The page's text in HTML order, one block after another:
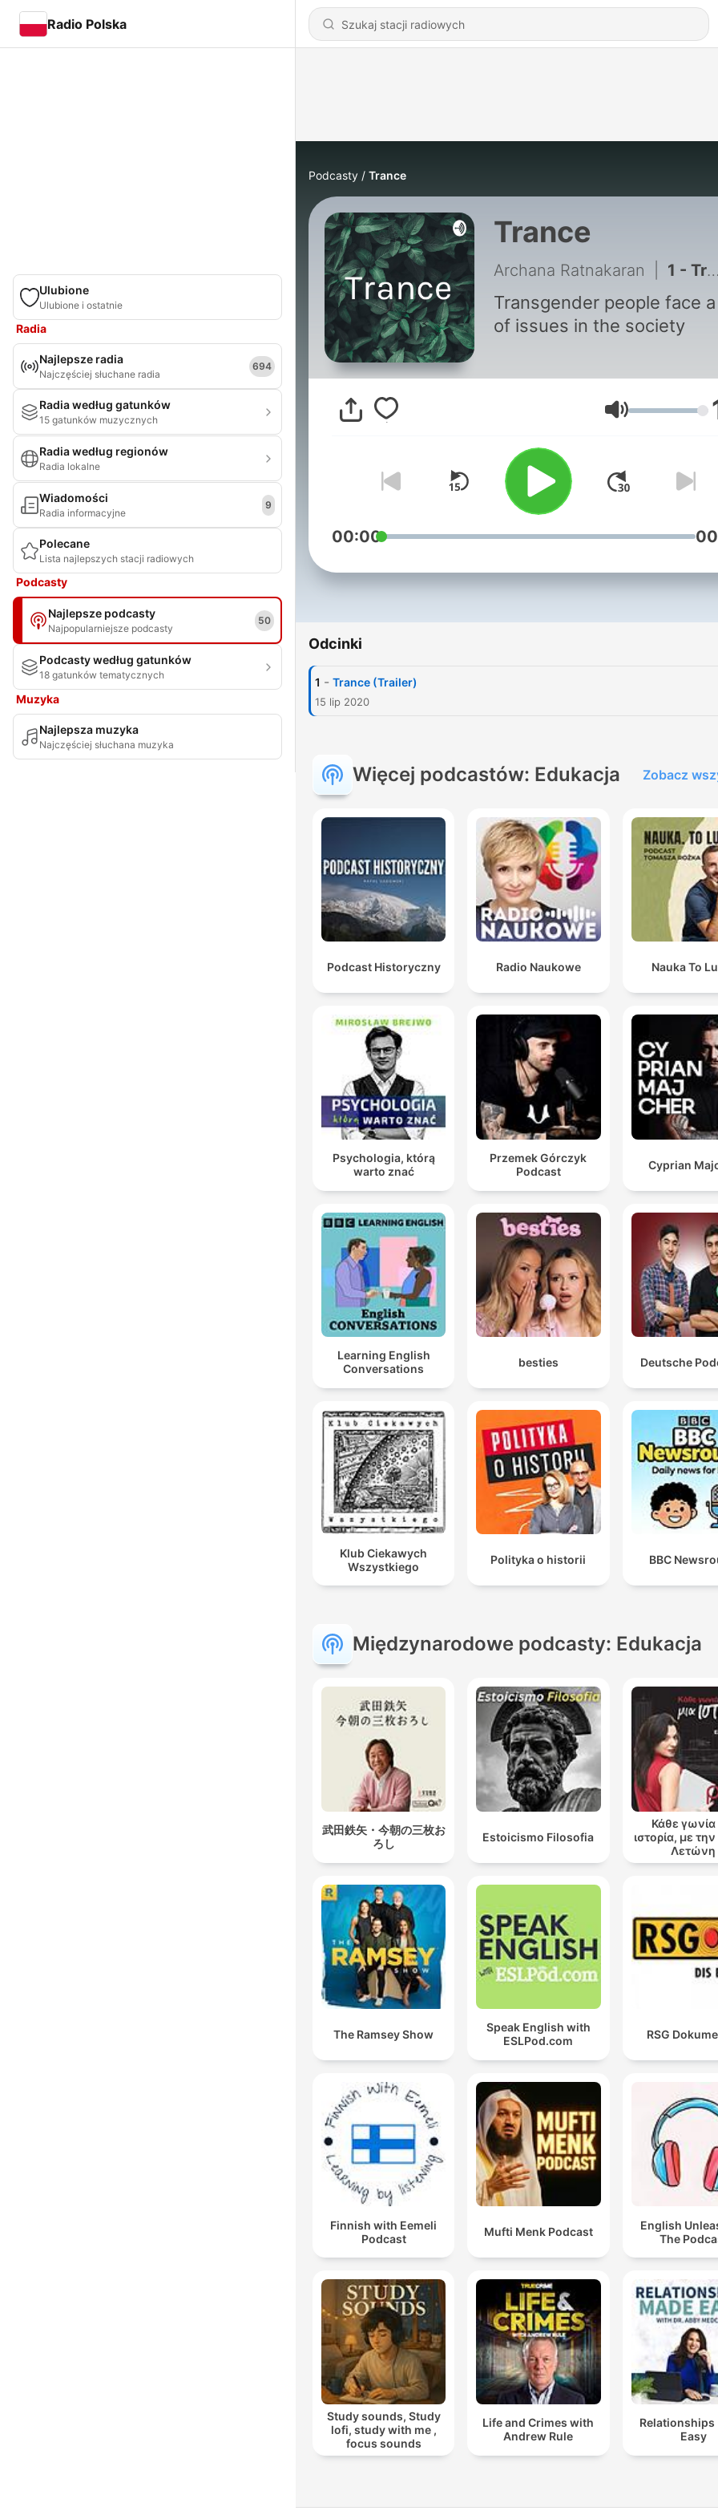
Radio Polska
Ulubione
Ulubione i ostatnie
Radia
Najlepsze radia
Najczęściej słuchane radia
694
Radia według gatunków
15 gatunków muzycznych
Radia według regionów
Radia lokalne
Wiadomości
Radia informacyjne
9
Polecane
Lista najlepszych stacji radiowych
Podcasty
Najlepsze podcasty
Najpopularniejsze podcasty
50
Podcasty według gatunków
18 gatunków tematycznych
Muzyka
Najlepsza muzyka
Najczęściej słuchana muzyka
Podcasty Trance
Trance
Archana Ratnakaran 1 - Trance (Trailer)
Transgender people face
of issues in the society
Głośność
00:00
Odcinki
1 - Trance (Trailer)
15 lip 2020
Więcej podcastów: Edukacja Zobacz
Podcast Historyczny Radio Naukowe Nauka To
Psychologia, którą
warto znać
Przemek Górczyk
Podcast
Cyprian
Learning English
Conversations
besties Deutsche
Klub Ciekawych
Wszystkiego
Polityka o historii BBC
Międzynarodowe podcasty: Edukacja
武田鉄矢・今朝の三枚お
ろし
Estoicismo Filosofia
Κάθε γωνία
ιστορία, με
Λετώνη
The Ramsey Show
Speak English with
ESLPod.com
RSG
Finnish with Eemeli
Podcast
Mufti Menk Podcast
English
The
Study sounds, Study
lofi, study with me ,
focus sounds
Life and Crimes with
Andrew Rule
Relationships
Easy